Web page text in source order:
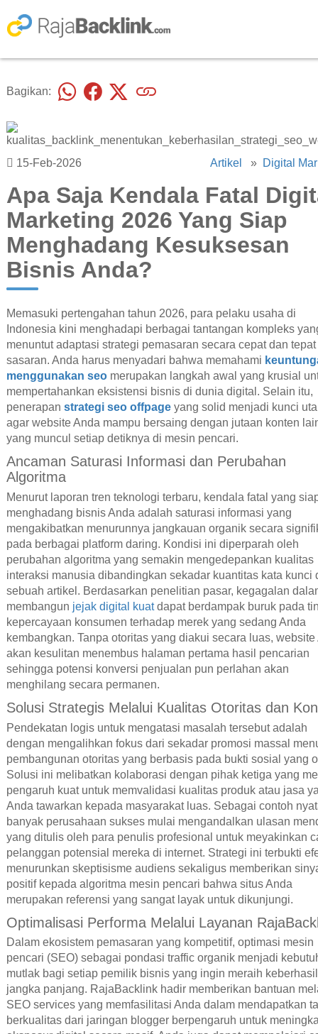
Bagikan:
15-Feb-2026 Artikel » Digital
Apa Saja Kendala Fatal
Marketing 2026 Yang Siap
Menghadang Kesuksesan
Bisnis Anda?
Memasuki pertengahan tahun 2026, para pelaku usaha di
Indonesia kini menghadapi berbagai tantangan kompleks
menuntut adaptasi strategi pemasaran secara cepat dan tepat
sasaran. Anda harus menyadari bahwa memahami
menggunakan seomerupakan langkah awal yang krusial
mempertahankan eksistensi bisnis di dunia digital. Selain itu,
penerapan strategi seo offpageyang solid menjadi kunci
agar website Anda mampu bersaing dengan jutaan konten
yang muncul setiap detiknya di mesin pencari.
Ancaman Saturasi Informasi dan Perubahan
Algoritma
Menurut laporan tren teknologi terbaru, kendala fatal yang
menghadang bisnis Anda adalah saturasi informasi yang
mengakibatkan menurunnya jangkauan organik secara
pada berbagai platform daring. Kondisi ini diperparah oleh
perubahan algoritma yang semakin mengedepankan kualitas
interaksi manusia dibandingkan sekadar kuantitas kata kunci
sebuah artikel. Berdasarkan penelitian pasar, kegagalan
membangun jejak digital kuatdapat berdampak buruk pada
kepercayaan konsumen terhadap merek yang sedang Anda
kembangkan. Tanpa otoritas yang diakui secara luas, website
akan kesulitan menembus halaman pertama hasil pencarian
sehingga potensi konversi penjualan pun perlahan akan
menghilang secara permanen.
Solusi Strategis Melalui Kualitas Otoritas dan
Pendekatan logis untuk mengatasi masalah tersebut adalah
dengan mengalihkan fokus dari sekadar promosi massal
pembangunan otoritas yang berbasis pada bukti sosial yang
Solusi ini melibatkan kolaborasi dengan pihak ketiga yang
pengaruh kuat untuk memvalidasi kualitas produk atau jasa
Anda tawarkan kepada masyarakat luas. Sebagai contoh
banyak perusahaan sukses mulai mengandalkan ulasan
yang ditulis oleh para penulis profesional untuk meyakinkan
pelanggan potensial mereka di internet. Strategi ini terbukti
menurunkan skeptisisme audiens sekaligus memberikan
positif kepada algoritma mesin pencari bahwa situs Anda
merupakan referensi yang sangat layak untuk dikunjungi.
Optimalisasi Performa Melalui Layanan
Dalam ekosistem pemasaran yang kompetitif, optimasi mesin
pencari (SEO) sebagai pondasi traffic organik menjadi
mutlak bagi setiap pemilik bisnis yang ingin meraih
jangka panjang. RajaBacklink hadir memberikan bantuan
SEO services yang memfasilitasi Anda dalam mendapatkan
berkualitas dari jaringan blogger berpengaruh untuk